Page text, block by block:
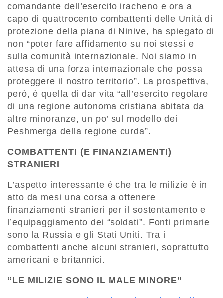
comandante dell’esercito iracheno e ora a
capo di quattrocento combattenti delle Unità di
protezione della piana di Ninive, ha spiegato di
non “poter fare affidamento su noi stessi e
sulla comunità internazionale. Noi siamo in
attesa di una forza internazionale che possa
proteggere il nostro territorio”. La prospettiva,
però, è quella di dar vita “all’esercito regolare
di una regione autonoma cristiana abitata da
altre minoranze, un po’ sul modello dei
Peshmerga della regione curda”.
COMBATTENTI (E FINANZIAMENTI)
STRANIERI
L’aspetto interessante è che tra le milizie è in
atto da mesi una corsa a ottenere
finanziamenti stranieri per il sostentamento e
l’equipaggiamento dei “soldati”. Fonti primarie
sono la Russia e gli Stati Uniti. Tra i
combattenti anche alcuni stranieri, soprattutto
americani e britannici.
“LE MILIZIE SONO IL MALE MINORE”